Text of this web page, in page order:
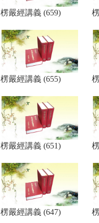
楞嚴經講義 (659)
楞嚴經講義 (655)
楞嚴經講義 (651)
楞嚴經講義 (647)